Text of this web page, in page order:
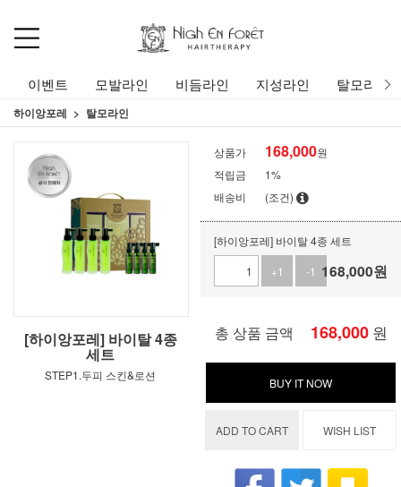
이벤트 모발라인 비듬라인 지성라인
탈모라인
하이앙포레
탈모라인
[하이앙포레] 바이탈 4종
세트
STEP1.두피 스킨&로션
상품가 168,000원
적립금
1%
배송비
(조건)
[하이앙포레] 바이탈 4종 세트
+1
-1 168,000원
총 상품 금액 168,000 원
BUY IT NOW
ADD TO CART WISH LIST